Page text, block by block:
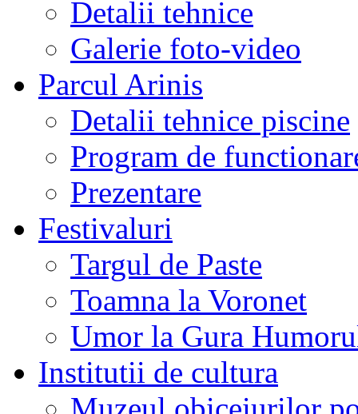
Detalii tehnice
Galerie foto-video
Parcul Arinis
Detalii tehnice piscine
Program de
Prezentare
Festivaluri
Targul de Paste
Toamna la Voronet
Umor la Gura
Institutii de cultura